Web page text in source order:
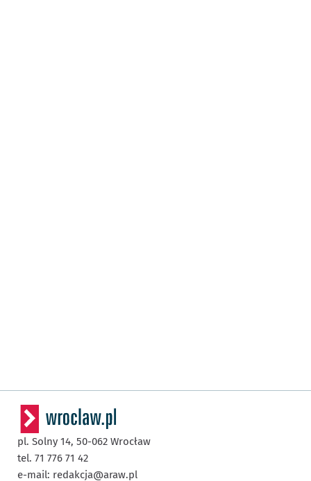
pl. Solny 14, 50-062 Wrocław
tel. 71 776 71 42
e-mail: redakcja@araw.pl